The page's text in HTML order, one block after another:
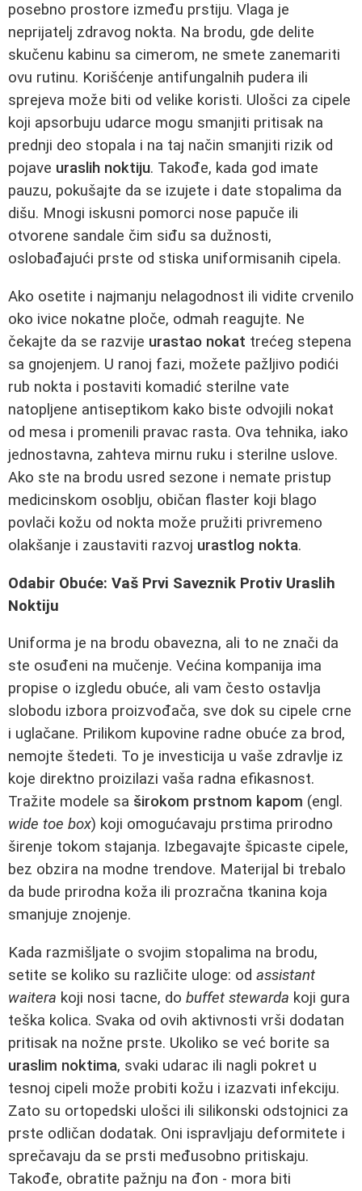
posebno prostore između prstiju. Vlaga je
neprijatelj zdravog nokta. Na brodu, gde delite
skučenu kabinu sa cimerom, ne smete zanemariti
ovu rutinu. Korišćenje antifungalnih pudera ili
sprejeva može biti od velike koristi. Ulošci za cipele
koji apsorbuju udarce mogu smanjiti pritisak na
prednji deo stopala i na taj način smanjiti rizik od
pojave uraslih noktiju. Takođe, kada god imate
pauzu, pokušajte da se izujete i date stopalima da
dišu. Mnogi iskusni pomorci nose papuče ili
otvorene sandale čim siđu sa dužnosti,
oslobađajući prste od stiska uniformisanih cipela.
Ako osetite i najmanju nelagodnost ili vidite crvenilo
oko ivice nokatne ploče, odmah reagujte. Ne
čekajte da se razvije urastao nokat trećeg stepena
sa gnojenjem. U ranoj fazi, možete pažljivo podići
rub nokta i postaviti komadić sterilne vate
natopljene antiseptikom kako biste odvojili nokat
od mesa i promenili pravac rasta. Ova tehnika, iako
jednostavna, zahteva mirnu ruku i sterilne uslove.
Ako ste na brodu usred sezone i nemate pristup
medicinskom osoblju, običan flaster koji blago
povlači kožu od nokta može pružiti privremeno
olakšanje i zaustaviti razvoj urastlog nokta.
Odabir Obuće: Vaš Prvi Saveznik Protiv Uraslih
Noktiju
Uniforma je na brodu obavezna, ali to ne znači da
ste osuđeni na mučenje. Većina kompanija ima
propise o izgledu obuće, ali vam često ostavlja
slobodu izbora proizvođača, sve dok su cipele crne
i uglačane. Prilikom kupovine radne obuće za brod,
nemojte štedeti. To je investicija u vaše zdravlje iz
koje direktno proizilazi vaša radna efikasnost.
Tražite modele sa širokom prstnom kapom (engl.
wide toe box) koji omogućavaju prstima prirodno
širenje tokom stajanja. Izbegavajte špicaste cipele,
bez obzira na modne trendove. Materijal bi trebalo
da bude prirodna koža ili prozračna tkanina koja
smanjuje znojenje.
Kada razmišljate o svojim stopalima na brodu,
setite se koliko su različite uloge: od assistant
waitera koji nosi tacne, do buffet stewarda koji gura
teška kolica. Svaka od ovih aktivnosti vrši dodatan
pritisak na nožne prste. Ukoliko se već borite sa
uraslim noktima, svaki udarac ili nagli pokret u
tesnoj cipeli može probiti kožu i izazvati infekciju.
Zato su ortopedski ulošci ili silikonski odstojnici za
prste odličan dodatak. Oni ispravljaju deformitete i
sprečavaju da se prsti međusobno pritiskaju.
Takođe, obratite pažnju na đon - mora biti